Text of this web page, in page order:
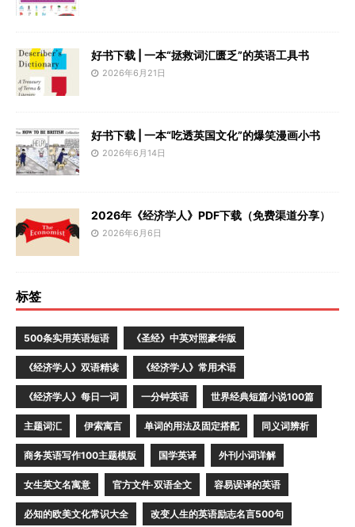
好书下载 | 一本“拯救词汇匮乏”的英语工具书
2026年6月21日
好书下载 | 一本“吃透英国文化”的爆笑漫画小书
2026年6月14日
2026年《经济学人》PDF下载（免费渠道分享）
2026年6月6日
标签
500条实用英语短语 《圣经》中英对照豪华版
《经济学人》双语精读 《经济学人》常用术语
《经济学人》每日一词 一分钟英语 世界经典短篇小说100篇
主题词汇 伊索寓言 单词的用法及固定搭配 同义词辨析
商务英语写作100主题模版 国学英译 外刊小词详解
女生英文名寓意 官方文件·双语全文 容易误译的英语
必知的欧美文化常识大全 改变人生的英语励志名言500句